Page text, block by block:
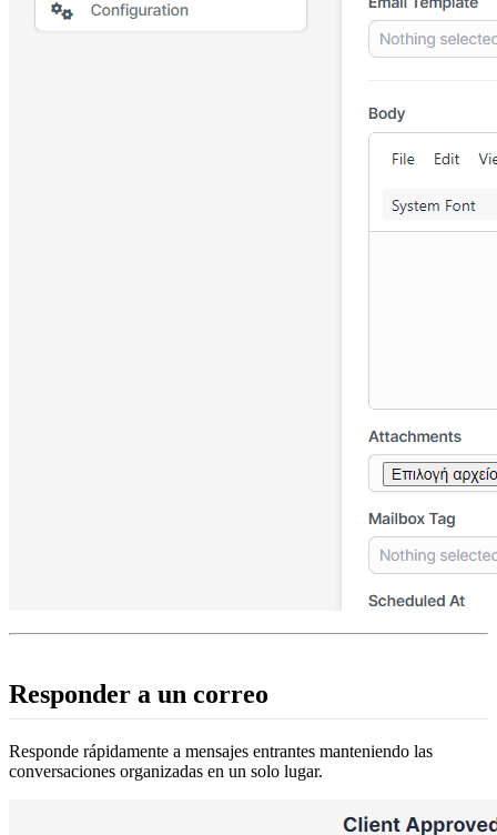
Responder a un correo
Responde rápidamente a mensajes entrantes manteniendo las
conversaciones organizadas en un solo lugar.